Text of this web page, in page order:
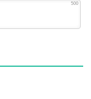
500